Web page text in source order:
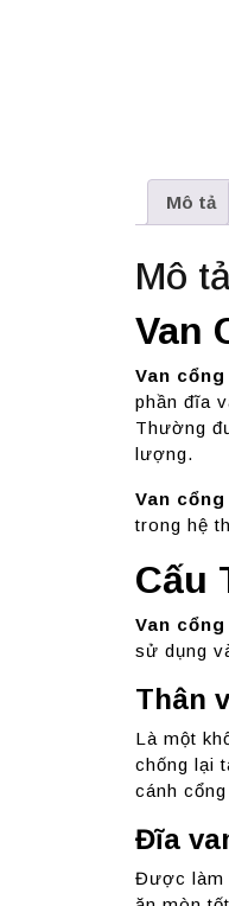
Mô tả
Mô
Van
Van
phần đĩa
Thường
lượng.
Van cổng
trong hệ
Cấu
Van
sử dụng
Thân
Là một
chống lại
cánh
Đĩa
Được làm